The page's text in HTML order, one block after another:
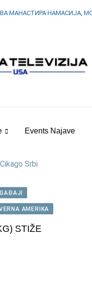
МАНАСТИРА НАМАСИЈА,
Events Najave
AMERIKA
STIŽE